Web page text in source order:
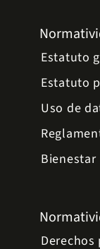
Estatuto
Estatuto
Uso de
Bienestar